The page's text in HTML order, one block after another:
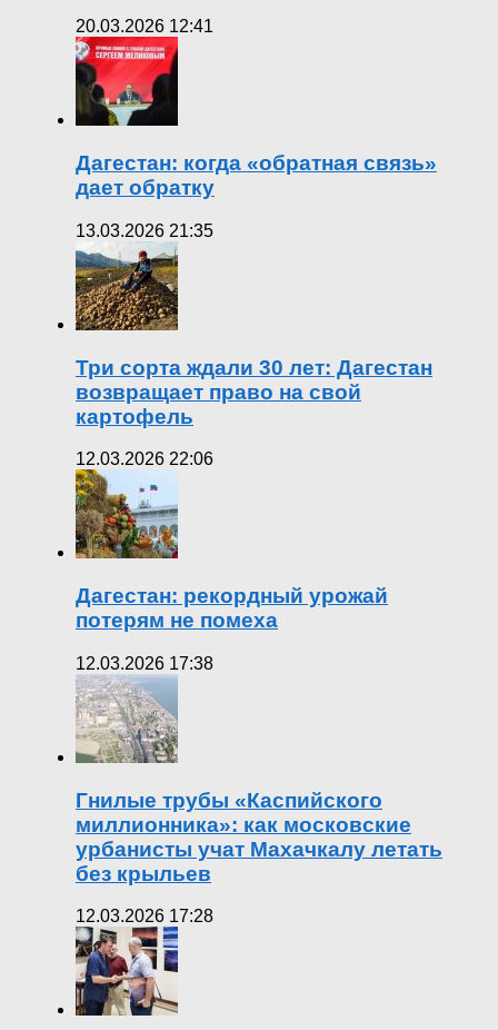
20.03.2026 12:41
Дагестан: когда «обратная связь»
дает обратку
13.03.2026 21:35
Три сорта ждали 30 лет: Дагестан
возвращает право на свой
картофель
12.03.2026 22:06
Дагестан: рекордный урожай
потерям не помеха
12.03.2026 17:38
Гнилые трубы «Каспийского
миллионника»: как московские
урбанисты учат Махачкалу летать
без крыльев
12.03.2026 17:28